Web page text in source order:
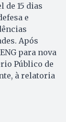
15 dias
e
Após
para nova
Público de
à relatoria